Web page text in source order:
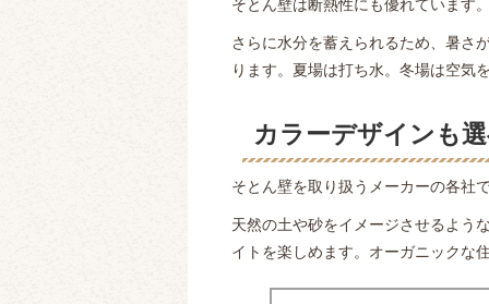
そとん壁は断熱性にも優れています
さらに水分を蓄えられるため、暑さ
ります。夏場は打ち水。冬場は空気
カラーデザインも
そとん壁を取り扱うメーカーの各社
天然の土や砂をイメージさせるよう
イトを楽しめます。オーガニックな